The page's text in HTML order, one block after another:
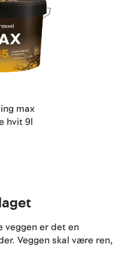
max
hvit 9l
veggen er det en
Veggen skal være ren,